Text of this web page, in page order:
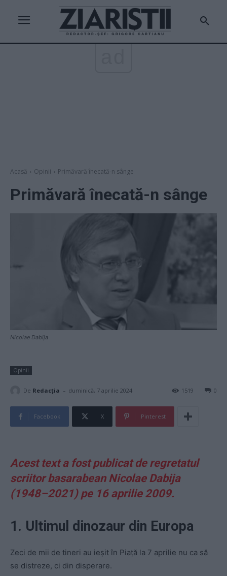
Acasă Opinii Primăvară înecată-n sânge
Primăvară înecată-n sânge
Nicolae Dabija
Opinii
De Redacţia - duminică, 7 aprilie 2024 0
1519
Facebook X Pinterest
Acest text a fost publicat de regretatul
scriitor basarabean Nicolae Dabija
(1948–2021) pe 16 aprilie 2009.
1. Ultimul dinozaur din Europa
Zeci de mii de tineri au ieşit în Piaţă la 7 aprilie nu ca să
se distreze, ci din disperare.